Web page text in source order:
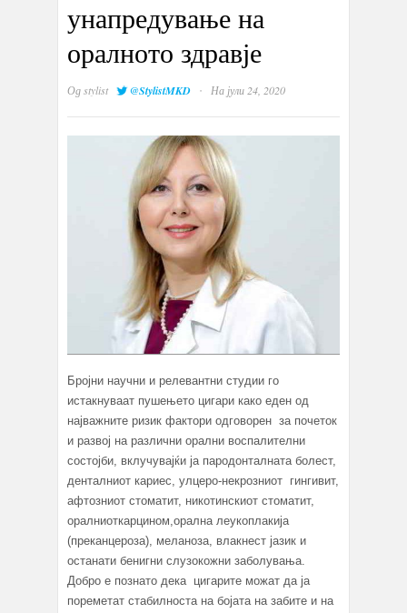
унапредување на
оралното здравје
Одstylist @StylistMKD · На јули 24, 2020
Бројни научни и релевантни студии го
истакнуваат пушењето цигари како еден од
најважните ризик фактори одговорен за почеток
и развој на различни орални воспалителни
состојби, вклучувајќи ја пародонталната болест,
денталниот кариес, улцеро-некрозниот гингивит,
афтозниот стоматит, никотинскиот стоматит,
оралниоткарцином,орална леукоплакија
(преканцероза), меланоза, влакнест јазик и
останати бенигни слузокожни заболувања.
Добро е познато дека цигарите можат да ја
пореметат стабилноста на бојата на забите и на